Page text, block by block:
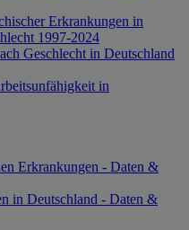
Erkrankungen in
1997-2024
Geschlecht in Deutschland
in
Erkrankungen - Daten &
in Deutschland - Daten &